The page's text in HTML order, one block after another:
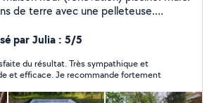
par Julia : 5/5
du résultat. Très sympathique et
et efficace. Je recommande fortement